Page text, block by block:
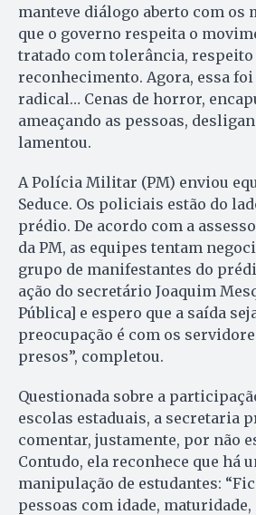
manteve diálogo aberto com os
que o governo respeita o
tratado com tolerância, respeito
reconhecimento. Agora, essa
radical… Cenas de horror,
ameaçando as pessoas,
lamentou.
A Polícia Militar (PM) enviou
Seduce. Os policiais estão do
prédio. De acordo com a
da PM, as equipes tentam
grupo de manifestantes do
ação do secretário Joaquim
Pública] e espero que a saída
preocupação é com os
presos”, completou.
Questionada sobre a
escolas estaduais, a secretaria
comentar, justamente, por não
Contudo, ela reconhece que há
manipulação de estudantes:
pessoas com idade,